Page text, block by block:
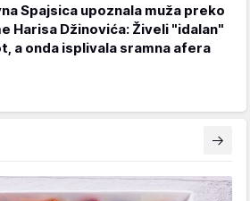
Spajsica upoznala muža preko
Harisa Džinovića: Živeli "idalan"
a onda isplivala sramna afera